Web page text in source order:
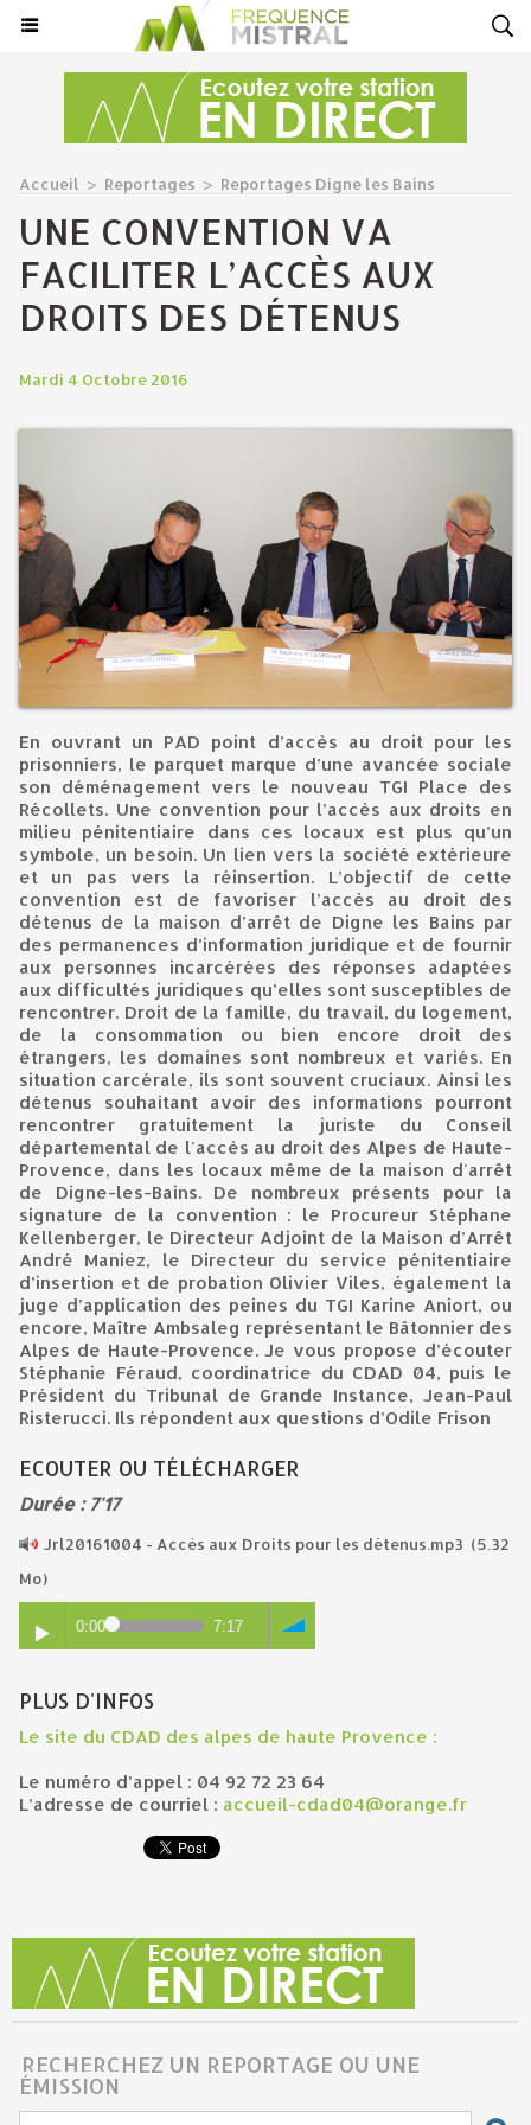
Accueil > Reportages > Reportages Digne les Bains
UNE CONVENTION VA
FACILITER L’ACCÈS AUX
DROITS DES DÉTENUS
Mardi 4 Octobre 2016
En ouvrant un PAD point d’accès au droit pour les
prisonniers, le parquet marque d’une avancée sociale
son déménagement vers le nouveau TGI Place des
Récollets. Une convention pour l’accès aux droits en
milieu pénitentiaire dans ces locaux est plus qu’un
symbole, un besoin. Un lien vers la société extérieure
et un pas vers la réinsertion. L’objectif de cette
convention est de favoriser l’accès au droit des
détenus de la maison d’arrêt de Digne les Bains par
des permanences d’information juridique et de fournir
aux personnes incarcérées des réponses adaptées
aux difficultés juridiques qu’elles sont susceptibles de
rencontrer. Droit de la famille, du travail, du logement,
de la consommation ou bien encore droit des
étrangers, les domaines sont nombreux et variés. En
situation carcérale, ils sont souvent cruciaux. Ainsi les
détenus souhaitant avoir des informations pourront
rencontrer gratuitement la juriste du Conseil
départemental de l'accès au droit des Alpes de Haute-
Provence, dans les locaux même de la maison d'arrêt
de Digne-les-Bains. De nombreux présents pour la
signature de la convention : le Procureur Stéphane
Kellenberger, le Directeur Adjoint de la Maison d’Arrêt
André Maniez, le Directeur du service pénitentiaire
d’insertion et de probation Olivier Viles, également la
juge d’application des peines du TGI Karine Aniort, ou
encore, Maître Ambsaleg représentant le Bâtonnier des
Alpes de Haute-Provence. Je vous propose d’écouter
Stéphanie Féraud, coordinatrice du CDAD 04, puis le
Président du Tribunal de Grande Instance, Jean-Paul
Risterucci. Ils répondent aux questions d’Odile Frison
ECOUTER OU TÉLÉCHARGER
Durée : 7'17
Jrl20161004 - Accès aux Droits pour les détenus.mp3 (5.32
Mo)
0:00 7:17
PLUS D'INFOS
Le site du CDAD des alpes de haute Provence :
Le numéro d’appel : 04 92 72 23 64
L’adresse de courriel : accueil-cdad04@orange.fr
RECHERCHEZ UN REPORTAGE OU UNE
ÉMISSION